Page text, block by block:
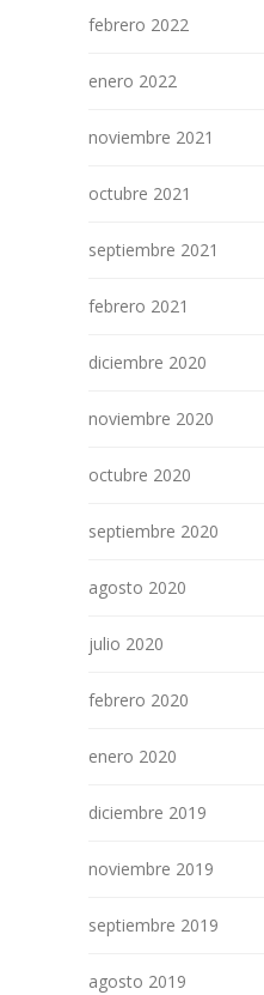
febrero 2022
enero 2022
noviembre 2021
octubre 2021
septiembre 2021
febrero 2021
diciembre 2020
noviembre 2020
octubre 2020
septiembre 2020
agosto 2020
julio 2020
febrero 2020
enero 2020
diciembre 2019
noviembre 2019
septiembre 2019
agosto 2019